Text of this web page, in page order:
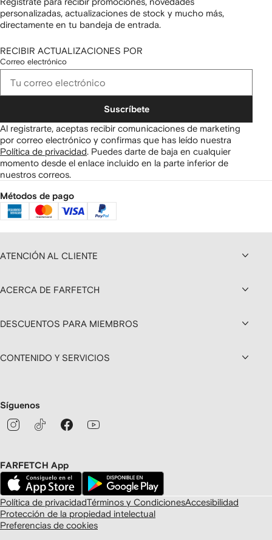
personalizadas, actualizaciones de stock y mucho más,
directamente en tu bandeja de entrada.
RECIBIR ACTUALIZACIONES POR
Correo electrónico
Suscríbete
Al registrarte, aceptas recibir comunicaciones de marketing
por correo electrónico y confirmas que has leído nuestra
Política de privacidad. Puedes darte de baja en cualquier
momento desde el enlace incluido en la parte inferior de
nuestros correos.
Métodos de pago
ATENCIÓN AL CLIENTE
ACERCA DE FARFETCH
DESCUENTOS PARA MIEMBROS
CONTENIDO Y SERVICIOS
Síguenos
FARFETCH App
Política de privacidadTérminos y CondicionesAccesibilidad
Protección de la propiedad intelectual
Preferencias de cookies